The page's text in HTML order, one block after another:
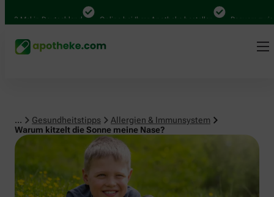
Mal in Deutschland Online bei Ihrer Apotheke bestellen Bequem
... Gesundheitstipps
Allergien & Immunsystem
Warum kitzelt die Sonne meine Nase?
Allergien & Immunsystem